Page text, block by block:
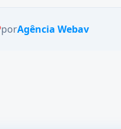
porAgência Webav